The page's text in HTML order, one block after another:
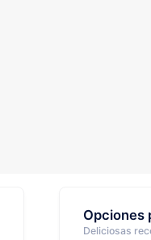
Opciones
Deliciosas